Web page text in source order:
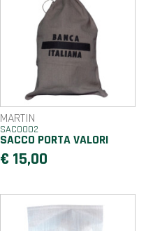
MARTIN
SAC0002
SACCO PORTA VALORI
€ 15,00